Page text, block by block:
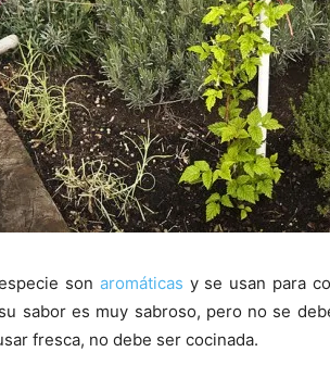
son aromáticas y se usan para
sabor es muy sabroso, pero no se
fresca, no debe ser cocinada.